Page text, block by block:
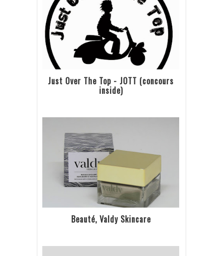
Just Over The Top - JOTT (concours
inside)
Beauté, Valdy Skincare